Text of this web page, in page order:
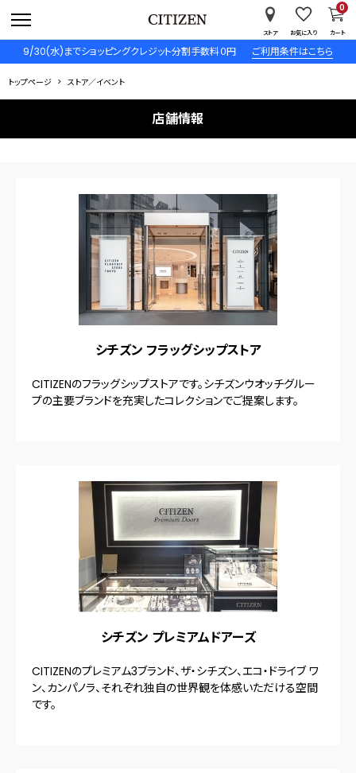
9/30(水)までショッピングクレジット分割手数料０円 ご利用条件はこちら
ストア お気に入り カート
0
トップページ ストア／イベント
店舗情報
シチズン フラッグシップストア
CITIZENのフラッグシップストアです。シチズンウオッチグルー
プの主要ブランドを充実したコレクションでご提案します。
シチズン プレミアムドアーズ
CITIZENのプレミアム3ブランド、ザ・シチズン、エコ・ドライブ ワ
ン、カンパノラ、それぞれ独自の世界観を体感いただける空間
です。